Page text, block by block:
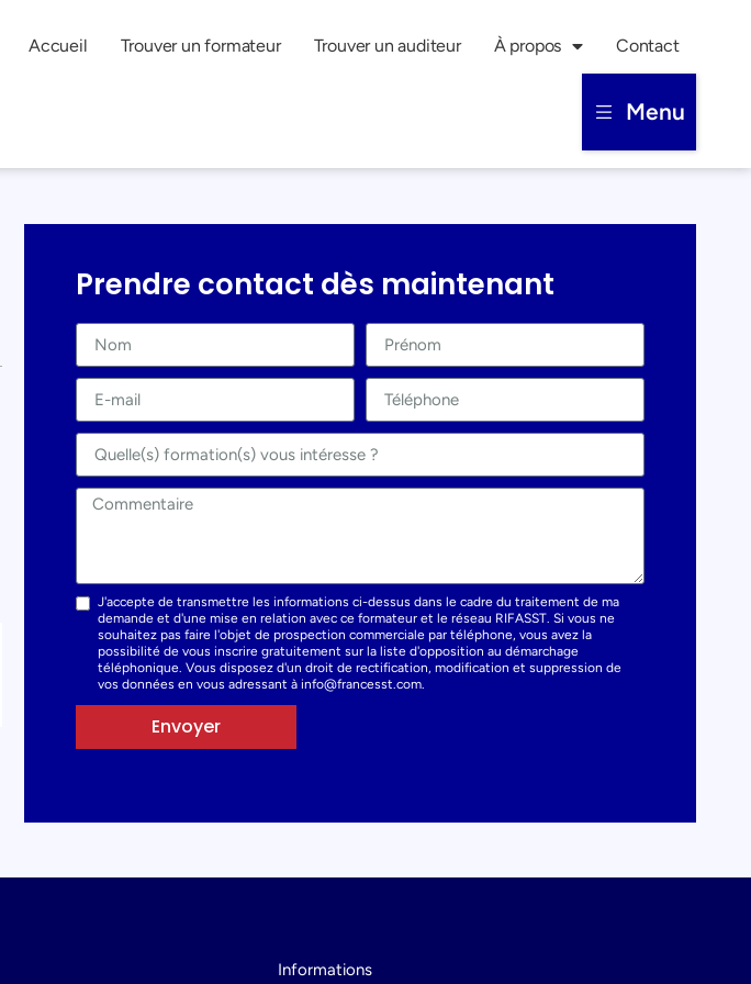
Accueil Trouver un formateur Trouver un auditeur À propos Contact
Menu
Prendre contact dès maintenant
J'accepte de transmettre les informations ci-dessus dans le cadre du traitement de ma
demande et d'une mise en relation avec ce formateur et le réseau RIFASST. Si vous ne
souhaitez pas faire l'objet de prospection commerciale par téléphone, vous avez la
possibilité de vous inscrire gratuitement sur la liste d'opposition au démarchage
téléphonique. Vous disposez d'un droit de rectification, modification et suppression de
vos données en vous adressant à info@francesst.com.
Envoyer
Informations